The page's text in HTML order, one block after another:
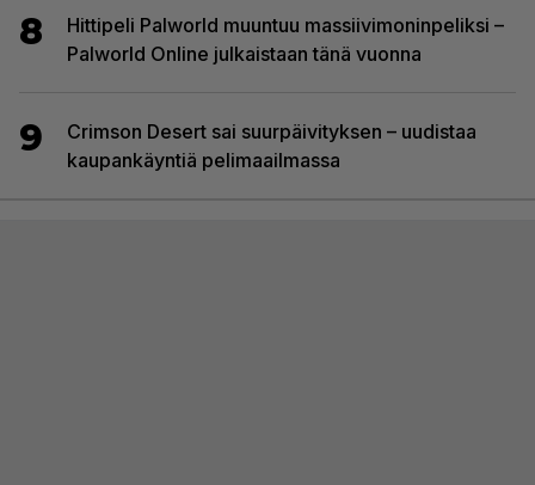
8
Hittipeli Palworld muuntuu massiivimoninpeliksi –
Palworld Online julkaistaan tänä vuonna
9
Crimson Desert sai suurpäivityksen – uudistaa
kaupankäyntiä pelimaailmassa